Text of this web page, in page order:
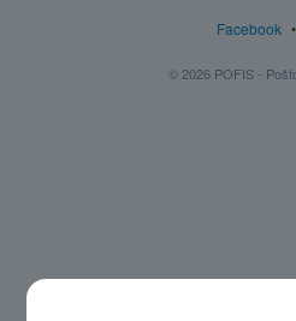
Facebook
© 2026 POFIS -